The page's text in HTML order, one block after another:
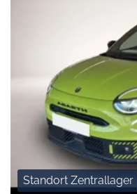
Standort Zentrallager